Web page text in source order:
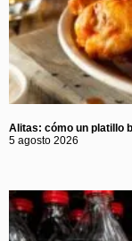
Alitas: cómo un platillo
5 agosto 2026